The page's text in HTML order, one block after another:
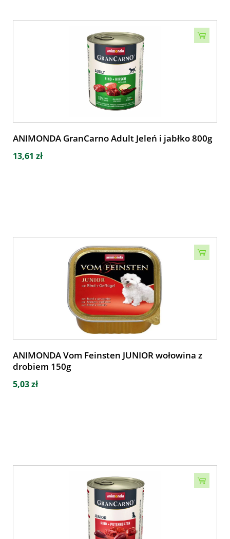
ANIMONDA GranCarno Adult Jeleń i jabłko 800g
13,61 zł
ANIMONDA Vom Feinsten JUNIOR wołowina z
drobiem 150g
5,03 zł